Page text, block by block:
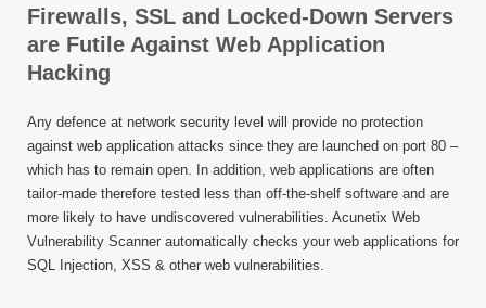
Firewalls, SSL and Locked-Down Servers
are Futile Against Web Application
Hacking
Any defence at network security level will provide no protection
against web application attacks since they are launched on port 80 –
which has to remain open. In addition, web applications are often
tailor-made therefore tested less than off-the-shelf software and are
more likely to have undiscovered vulnerabilities. Acunetix Web
Vulnerability Scanner automatically checks your web applications for
SQL Injection, XSS & other web vulnerabilities.